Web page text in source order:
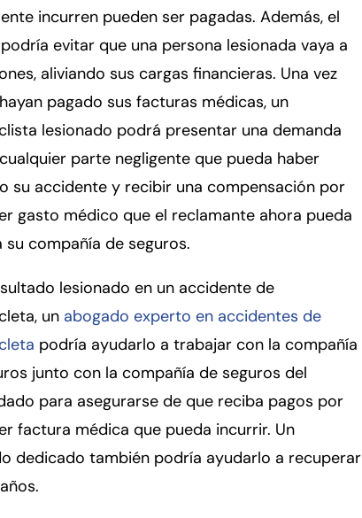
incurren pueden ser pagadas. Además, el
evitar que una persona lesionada vaya a
aliviando sus cargas financieras. Una vez
pagado sus facturas médicas, un
lesionado podrá presentar una demanda
parte negligente que pueda haber
su accidente y recibir una compensación por
gasto médico que el reclamante ahora pueda
su compañía de seguros.
lesionado en un accidente de
un abogado experto en accidentes de
podría ayudarlo a trabajar con la compañía
junto con la compañía de seguros del
para asegurarse de que reciba pagos por
factura médica que pueda incurrir. Un
dedicado también podría ayudarlo a recuperar